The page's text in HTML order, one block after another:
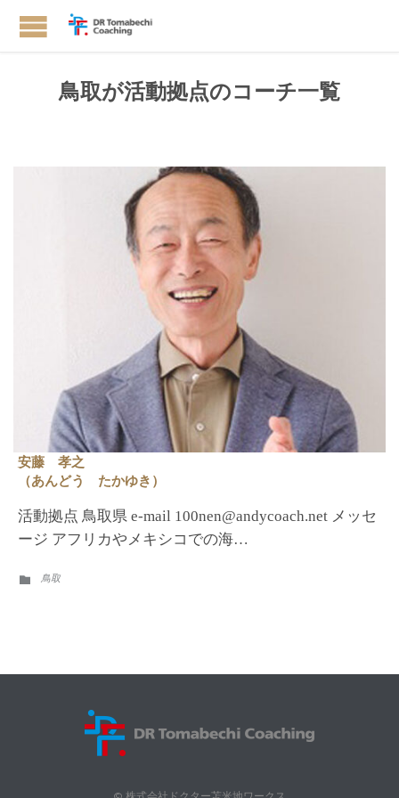
鳥取が活動拠点のコーチ一覧
安藤 孝之
（あんどう たかゆき）
活動拠点 鳥取県 e-mail 100nen@andycoach.net メッセ
ージ アフリカやメキシコでの海…
 CATEGORY
鳥取